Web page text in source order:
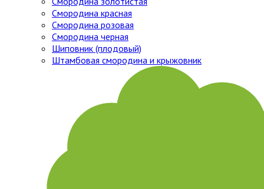
Смородина красная
Смородина розовая
Смородина черная
Шиповник (плодовый)
Штамбовая смородина и крыжовник